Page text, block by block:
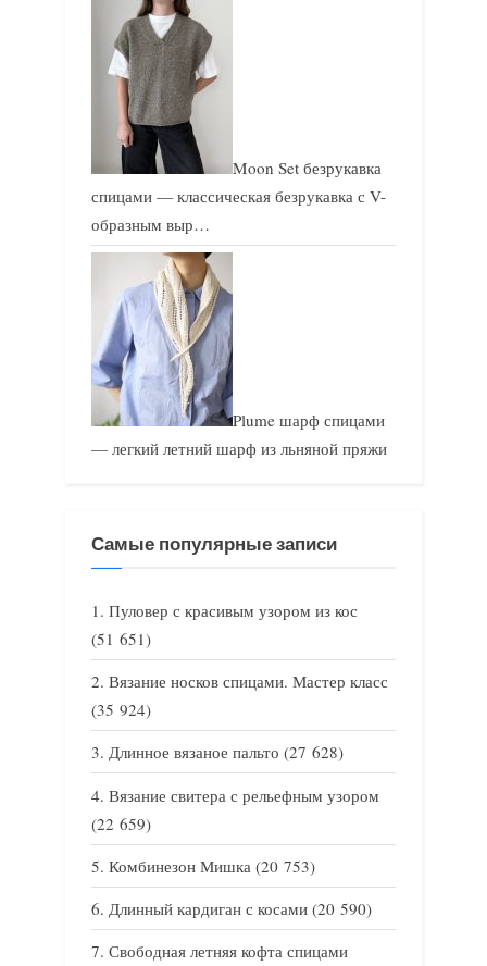
Moon Set безрукавка
спицами — классическая безрукавка с V-
образным выр…
Plume шарф спицами
— легкий летний шарф из льняной пряжи
Самые популярные записи
Пуловер с красивым узором из кос
(51 651)
Вязание носков спицами. Мастер класс
(35 924)
Длинное вязаное пальто (27 628)
Вязание свитера с рельефным узором
(22 659)
Комбинезон Мишка (20 753)
Длинный кардиган с косами (20 590)
Свободная летняя кофта спицами